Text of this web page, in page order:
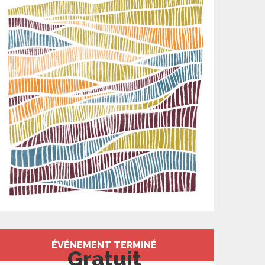
et
ÉVÉNEMENT TERMINÉ
Gratuit